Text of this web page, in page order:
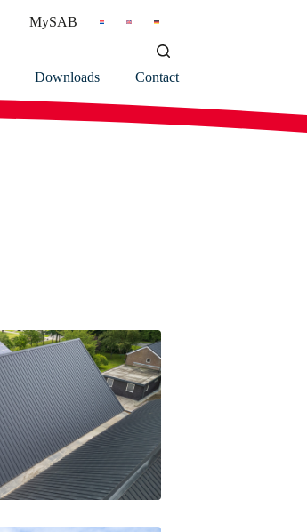
MySAB
Downloads Contact